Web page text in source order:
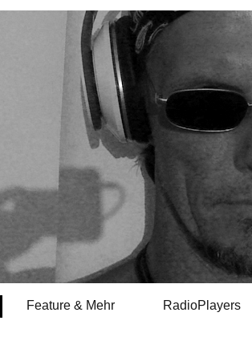
Feature & Mehr
RadioPlayers